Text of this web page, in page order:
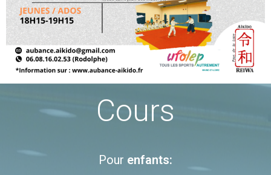
Cours
Pour enfants: